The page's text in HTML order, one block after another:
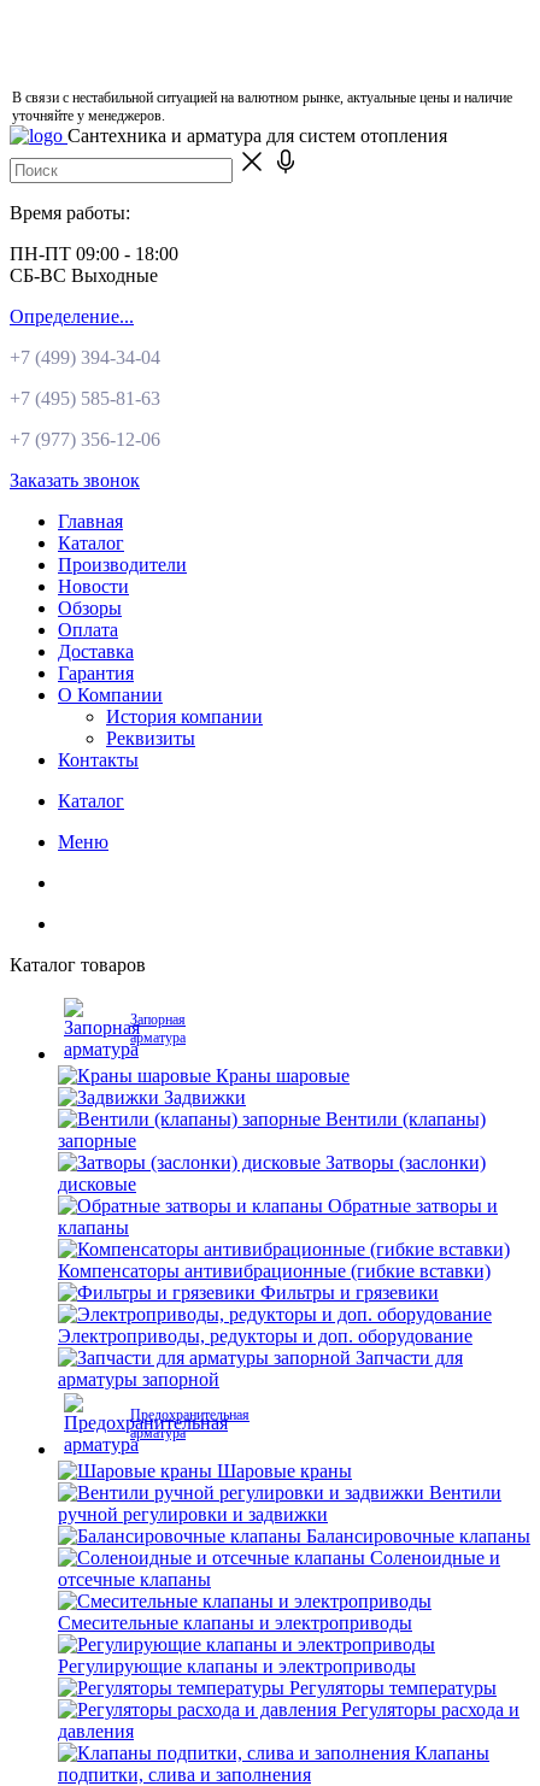
В связи с нестабильной ситуацией на валютном рынке, актуальные цены и наличие
уточняйте у менеджеров.
Сантехника и арматура для систем отопления
Время работы:
ПН-ПТ 09:00 - 18:00
СБ-ВС Выходные
Определение...
+7 (499) 394-34-04
+7 (495) 585-81-63
+7 (977) 356-12-06
Заказать звонок
Главная
Каталог
Производители
Новости
Обзоры
Оплата
Доставка
Гарантия
О Компании
История компании
Реквизиты
Контакты
Каталог
Меню
Каталог товаров
Запорная
арматура
Краны шаровые
Задвижки
Вентили (клапаны)
запорные
Затворы (заслонки)
дисковые
Обратные затворы и
клапаны
Компенсаторы антивибрационные (гибкие вставки)
Фильтры и грязевики
Электроприводы, редукторы и доп. оборудование
Запчасти для
арматуры запорной
Предохранительная
арматура
Шаровые краны
Вентили
ручной регулировки и задвижки
Балансировочные клапаны
Соленоидные и
отсечные клапаны
Смесительные клапаны и электроприводы
Регулирующие клапаны и электроприводы
Регуляторы температуры
Регуляторы расхода и
давления
Клапаны
подпитки, слива и заполнения